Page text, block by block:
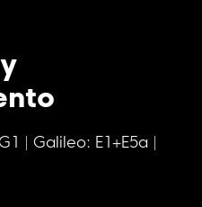
| Galileo: E1+E5a |